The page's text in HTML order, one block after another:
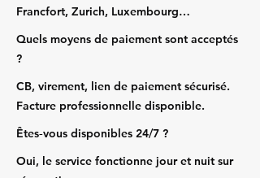
Francfort, Zurich, Luxembourg…
Quels moyens de paiement sont acceptés
?
CB, virement, lien de paiement sécurisé.
Facture professionnelle disponible.
Êtes‑vous disponibles 24/7 ?
Oui, le service fonctionne jour et nuit sur